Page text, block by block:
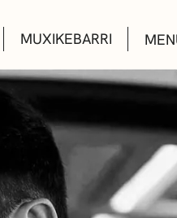
MUXIKEBARRI